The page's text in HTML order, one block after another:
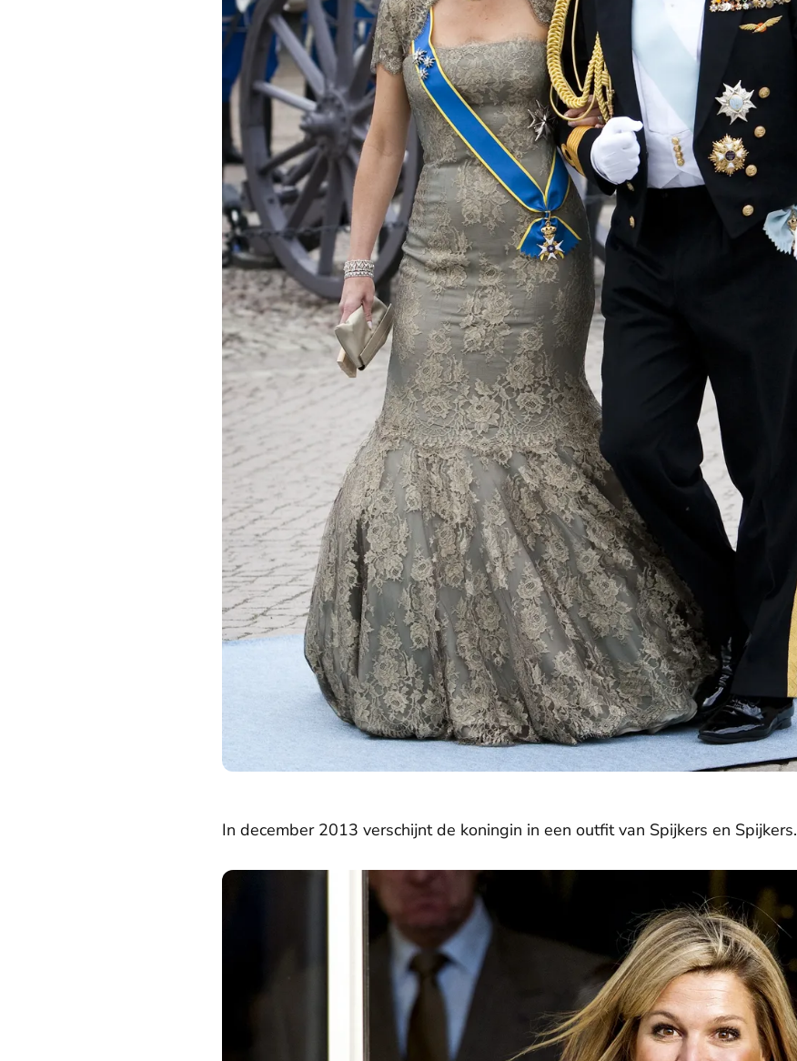
In december 2013 verschijnt de koningin in een outfit van Spijkers en Spijkers.